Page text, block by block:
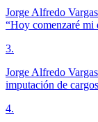
Jorge Alfredo
“Hoy comenzaré mi
3.
Jorge Alfredo
imputación de cargos
4.